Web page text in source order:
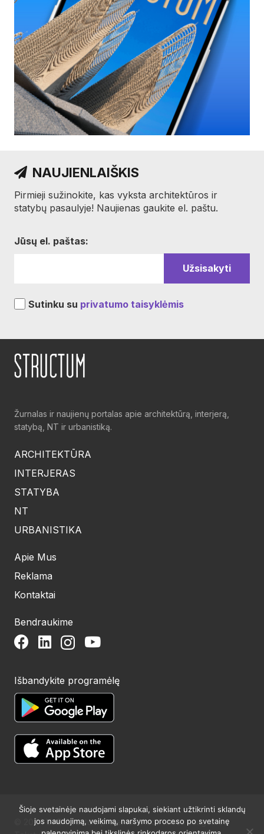
NAUJIENLAIŠKIS
Pirmieji sužinokite, kas vyksta architektūros ir
statybų pasaulyje! Naujienas gaukite el. paštu.
Jūsų el. paštas:
Sutinku su privatumo taisyklėmis
Žurnalas ir naujienų portalas apie architektūrą, interjerą,
statybą, NT ir urbanistiką.
ARCHITEKTŪRA
INTERJERAS
STATYBA
NT
URBANISTIKA
Apie Mus
Reklama
Kontaktai
Bendraukime
Išbandykite programėlę
© 2024 UAB Structum projektai. Visos teisės saugomos.
Šioje svetainėje naudojami slapukai, siekiant užtikrinti sklandų
jos naudojimą, veikimą, naršymo proceso po svetainę